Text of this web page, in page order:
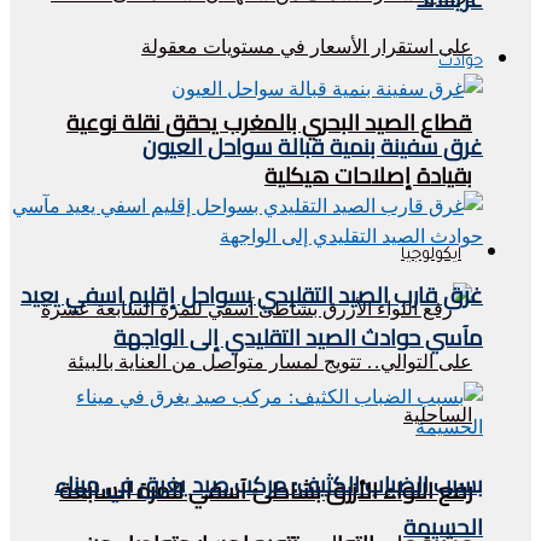
قطاع الصيد البحري بالمغرب يحقق نقلة نوعية
بقيادة إصلاحات هيكلية
ايكولوجيا
رفع اللواء الأزرق بشاطئ آسفي للمرة السابعة
حوادث
غرق سفينة بنمية قبالة سواحل العيون
غرق قارب الصيد التقليدي بسواحل إقليم اسفي يعيد
مآسي حوادث الصيد التقليدي إلى الواجهة
بسبب الضباب الكثيف: مركب صيد يغرق في ميناء
الحسيمة